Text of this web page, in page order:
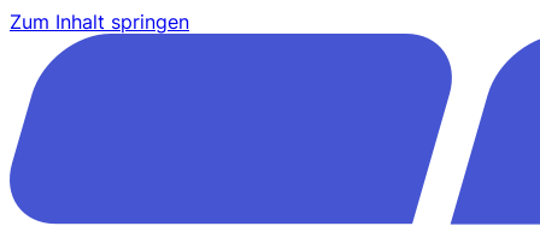
Zum Inhalt springen